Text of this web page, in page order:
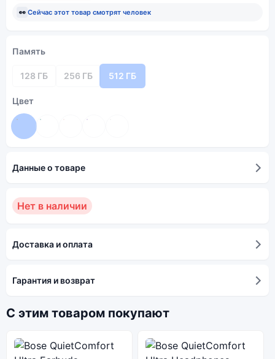
👀 Сейчас этот товар смотрят человек
Память
128 ГБ 256 ГБ 512 ГБ
Цвет
Данные о товаре
Нет в наличии
Доставка и оплата
Гарантия и возврат
С этим товаром покупают